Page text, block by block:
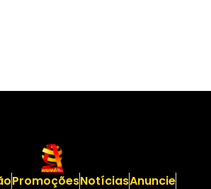
PromoçõesNotíciasAnuncie